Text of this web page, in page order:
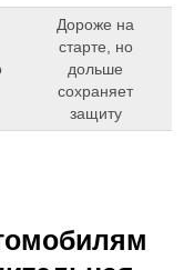
Дороже на
старте, но
дольше
сохраняет
защиту